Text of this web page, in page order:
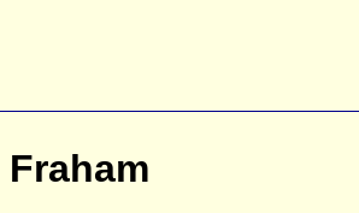
Fraham